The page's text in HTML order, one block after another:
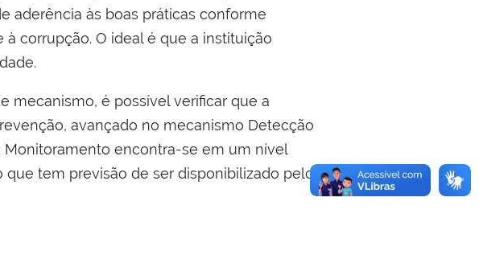
aderência às boas práticas conforme
corrupção. O ideal é que a instituição
mecanismo, é possível verificar que a
avançado no mecanismo Detecção
Monitoramento encontra-se em um nível
tem previsão de ser disponibilizado pelo